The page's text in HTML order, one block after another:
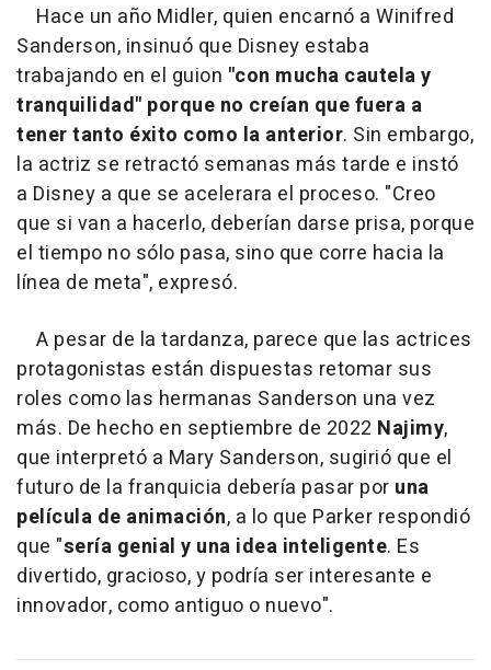
Hace un año Midler, quien encarnó a Winifred
Sanderson, insinuó que Disney estaba
trabajando en el guion "con mucha cautela y
tranquilidad" porque no creían que fuera a
tener tanto éxito como la anterior. Sin embargo,
la actriz se retractó semanas más tarde e instó
a Disney a que se acelerara el proceso. "Creo
que si van a hacerlo, deberían darse prisa, porque
el tiempo no sólo pasa, sino que corre hacia la
línea de meta", expresó.
A pesar de la tardanza, parece que las actrices
protagonistas están dispuestas retomar sus
roles como las hermanas Sanderson una vez
más. De hecho en septiembre de 2022 Najimy,
que interpretó a Mary Sanderson, sugirió que el
futuro de la franquicia debería pasar por una
película de animación, a lo que Parker respondió
que "sería genial y una idea inteligente. Es
divertido, gracioso, y podría ser interesante e
innovador, como antiguo o nuevo".